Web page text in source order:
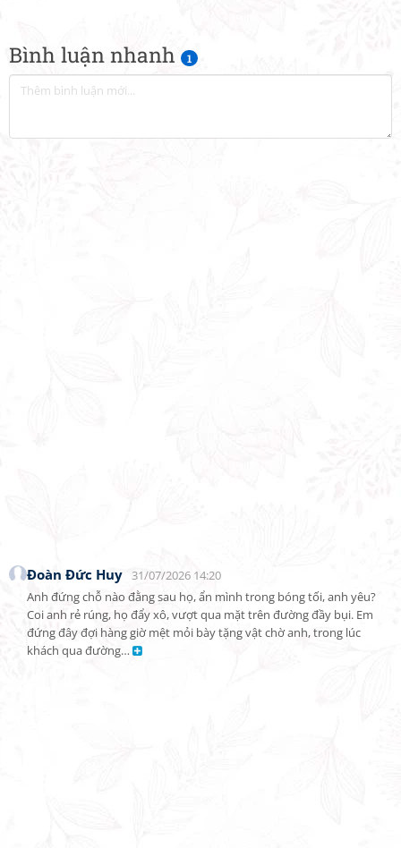
Bình luận nhanh 1
Đoàn Đức Huy
31/07/2026 14:20
Anh đứng chỗ nào đằng sau họ, ẩn mình trong bóng tối, anh yêu?
Coi anh rẻ rúng, họ đẩy xô, vượt qua mặt trên đường đầy bụi. Em
đứng đây đợi hàng giờ mệt mỏi bày tặng vật chờ anh, trong lúc
khách qua đường…